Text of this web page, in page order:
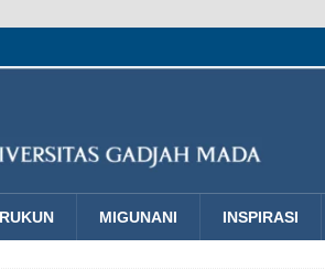
MIGUNANI INSPIRASI